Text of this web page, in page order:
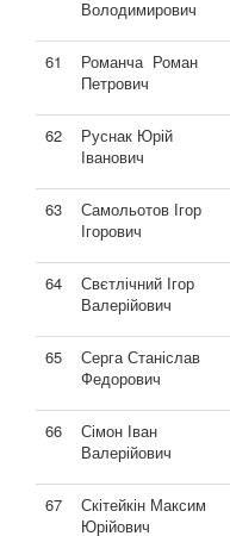
Володимирович
61
Романча Роман
Петрович
62
Руснак Юрій
Іванович
63
Самольотов Ігор
Ігорович
64
Свєтлічний Ігор
Валерійович
65
Серга Станіслав
Федорович
66
Сімон Іван
Валерійович
67
Скітейкін Максим
Юрійович